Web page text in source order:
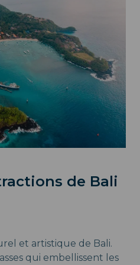
de Bali
et artistique de Bali.
qui embellissent les